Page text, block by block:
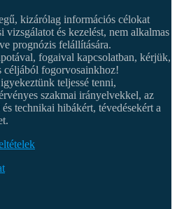
kizárólag információs célokat
és kezelést, nem alkalmas
prognózis felállítására.
fogaival kapcsolatban, kérjük,
céljából fogorvosainkhoz!
teljessé tenni,
szakmai irányelvekkel, az
technikai hibákért, tévedésekért a